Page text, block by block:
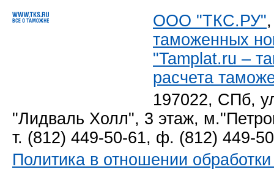
ООО "ТКС.РУ"
таможенных
"Tamplat.ru –
расчета
197022, СПб,
"Лидваль Холл", 3 этаж,
т. (812) 449-50-61, ф. (812) 449-
Политика в отношении